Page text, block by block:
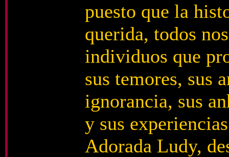
puesto que la
querida, todos
individuos que
sus temores, sus
ignorancia, sus
y sus
Adorada Ludy,